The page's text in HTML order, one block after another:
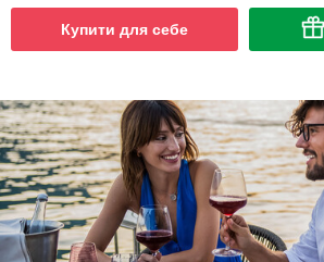
Купити для себе